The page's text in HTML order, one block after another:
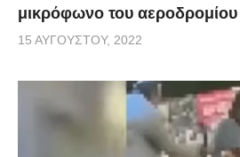
μικρόφωνο του αεροδρομίου
15 ΑΥΓΟΎΣΤΟΥ, 2022